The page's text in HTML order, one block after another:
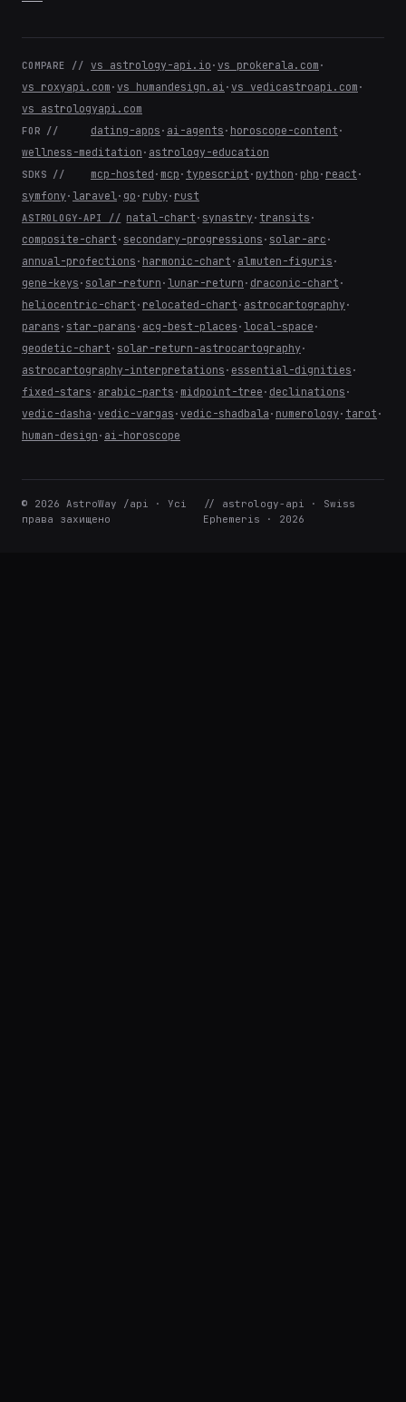
COMPARE // vs astrology-api.io · vs prokerala.com ·
vs roxyapi.com · vs humandesign.ai · vs vedicastroapi.com ·
vs astrologyapi.com
FOR // dating-apps · ai-agents · horoscope-content ·
wellness-meditation · astrology-education
SDKS // mcp-hosted · mcp · typescript · python · php · react ·
symfony · laravel· go · ruby · rust
ASTROLOGY-API // natal-chart · synastry · transits ·
composite-chart · secondary-progressions · solar-arc ·
annual-profections · harmonic-chart · almuten-figuris ·
gene-keys · solar-return · lunar-return · draconic-chart ·
heliocentric-chart · relocated-chart · astrocartography ·
parans · star-parans · acg-best-places · local-space ·
geodetic-chart · solar-return-astrocartography ·
astrocartography-interpretations · essential-dignities ·
fixed-stars · arabic-parts · midpoint-tree · declinations ·
vedic-dasha · vedic-vargas · vedic-shadbala · numerology · tarot ·
human-design · ai-horoscope
© 2026 AstroWay /api · Усі
права захищено
// astrology-api · Swiss
Ephemeris · 2026